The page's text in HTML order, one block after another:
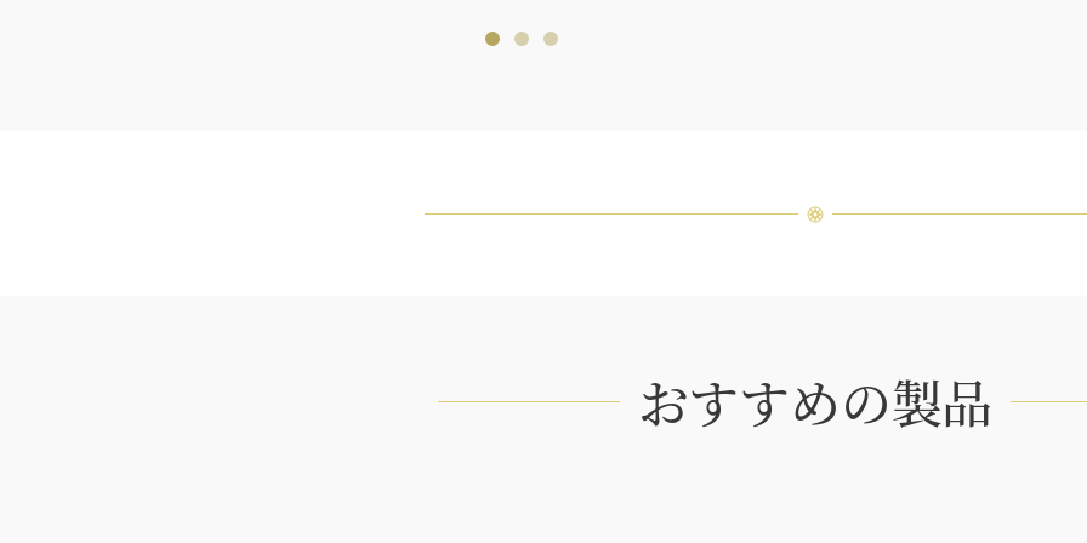
おすすめの製品